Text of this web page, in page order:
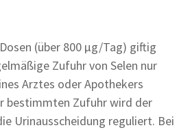
(über 800 µg/Tag) giftig
Zufuhr von Selen nur
Arztes oder Apothekers
bestimmten Zufuhr wird der
Urinausscheidung reguliert. Bei